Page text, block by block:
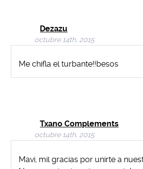
Dezazu
octubre 14th, 2015
Me chifla el turbante!!besos
Txano Complements
octubre 14th, 2015
Mavi, mil gracias por unirte a